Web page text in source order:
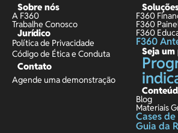
Sobre nós
A F360
Trabalhe Conosco
Jurídico
Política de Privacidade
Código de Ética e Conduta
Contato
Agende uma demonstração
F360
F360
F360
F360
Seja
Blog
Materiais
Cases de
Guia da